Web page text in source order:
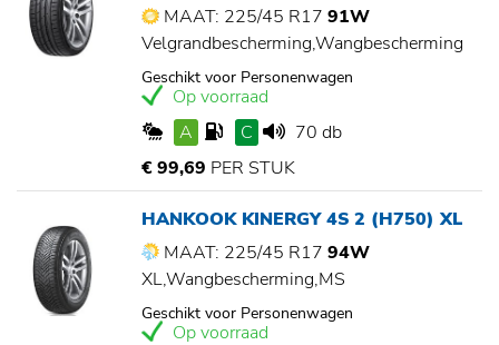
MAAT: 225/45 R17 91W
Velgrandbescherming,Wangbescherming
Geschikt voor Personenwagen
Op voorraad
A
C
70 db
€ 99,69 PER STUK
HANKOOK KINERGY 4S 2 (H750) XL
MAAT: 225/45 R17 94W
XL,Wangbescherming,MS
Geschikt voor Personenwagen
Op voorraad